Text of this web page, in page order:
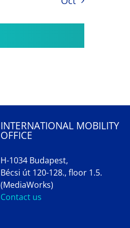
INTERNATIONAL MOBILITY
OFFICE
H-1034 Budapest,
Bécsi út 120-128., floor 1.5.
(MediaWorks)
Contact us